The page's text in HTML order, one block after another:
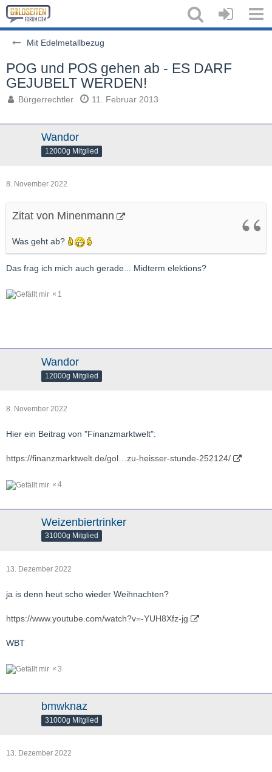
Mit Edelmetallbezug
POG und POS gehen ab - ES DARF
GEJUBELT WERDEN!
Bürgerrechtler 11. Februar 2013
Wandor
12000g Mitglied
8. November 2022
Zitat von Minenmann
Was geht ab?
Das frag ich mich auch gerade... Midterm elektions?
1
Wandor
12000g Mitglied
8. November 2022
Hier ein Beitrag von "Finanzmarktwelt":
https://finanzmarktwelt.de/gol…zu-heisser-stunde-252124/
4
Weizenbiertrinker
31000g Mitglied
13. Dezember 2022
ja is denn heut scho wieder Weihnachten?
https://www.youtube.com/watch?v=-YUH8Xfz-jg
WBT
3
bmwknaz
31000g Mitglied
13. Dezember 2022